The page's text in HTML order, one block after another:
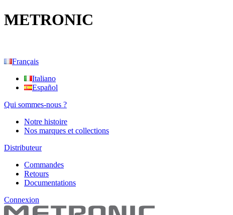
METRONIC
Français
Italiano
Español
Qui sommes-nous ?
Notre histoire
Nos marques et collections
Distributeur
Commandes
Retours
Documentations
Connexion